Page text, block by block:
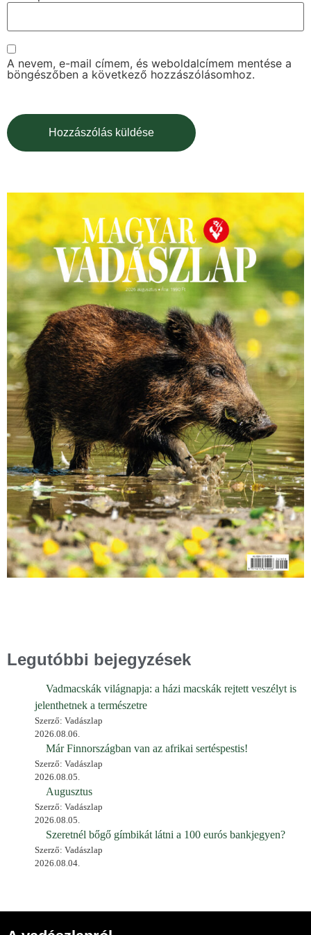
A nevem, e-mail címem, és weboldalcímem mentése a
böngészőben a következő hozzászólásomhoz.
Legutóbbi bejegyzések
Vadmacskák világnapja: a házi macskák rejtett veszélyt is
jelenthetnek a természetre
Szerző: Vadászlap
2026.08.06.
Már Finnországban van az afrikai sertéspestis!
Szerző: Vadászlap
2026.08.05.
Augusztus
Szerző: Vadászlap
2026.08.05.
Szeretnél bőgő gímbikát látni a 100 eurós bankjegyen?
Szerző: Vadászlap
2026.08.04.